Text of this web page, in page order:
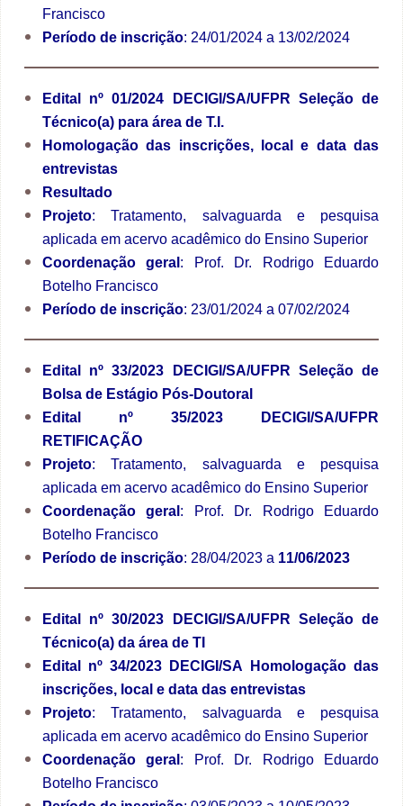
Francisco
Período de inscrição: 24/01/2024 a 13/02/2024
Edital nº 01/2024 DECIGI/SA/UFPR Seleção de
Técnico(a) para área de T.I.
Homologação das inscrições, local e data das
entrevistas
Resultado
Projeto: Tratamento, salvaguarda e pesquisa
aplicada em acervo acadêmico do Ensino Superior
Coordenação geral : Prof. Dr. Rodrigo Eduardo
Botelho Francisco
Período de inscrição: 23/01/2024 a 07/02/2024
Edital nº 33/2023 DECIGI/SA/UFPR Seleção de
Bolsa de Estágio Pós-Doutoral
Edital nº 35/2023 DECIGI/SA/UFPR
RETIFICAÇÃO
Projeto: Tratamento, salvaguarda e pesquisa
aplicada em acervo acadêmico do Ensino Superior
Coordenação geral : Prof. Dr. Rodrigo Eduardo
Botelho Francisco
Período de inscrição: 28/04/2023 a 11/06/2023
Edital nº 30/2023 DECIGI/SA/UFPR Seleção de
Técnico(a) da área de TI
Edital nº 34/2023 DECIGI/SA Homologação das
inscrições, local e data das entrevistas
Projeto: Tratamento, salvaguarda e pesquisa
aplicada em acervo acadêmico do Ensino Superior
Coordenação geral : Prof. Dr. Rodrigo Eduardo
Botelho Francisco